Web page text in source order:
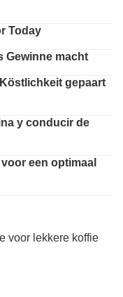
Today
Gewinne macht
gepaart
y conducir de
een optimaal